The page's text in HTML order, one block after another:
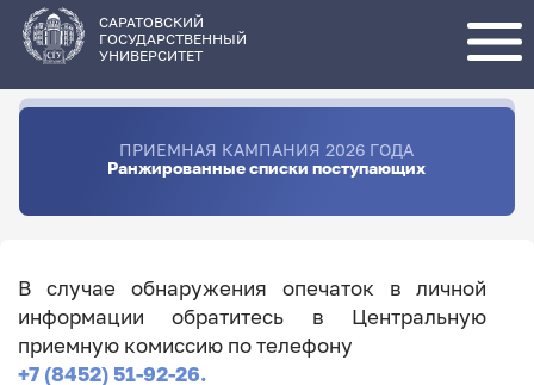
основному
содержанию
САРАТОВСКИЙ
ГОСУДАРСТВЕННЫЙ
УНИВЕРСИТЕТ
ПРИЕМНАЯ КАМПАНИЯ 2026 ГОДА
Ранжированные списки поступающих
В случае обнаружения опечаток в личной
информации обратитесь в Центральную
приемную комиссию по телефону
+7 (8452) 51-92-26.